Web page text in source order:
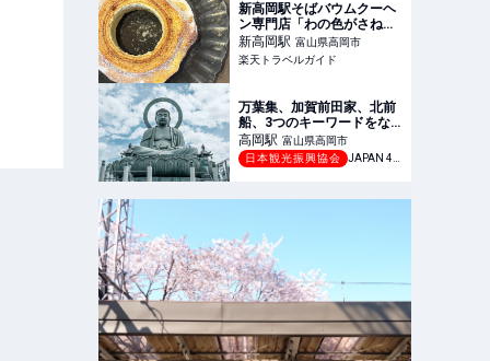
新高岡駅そばバウムクーヘ
ン専門店「わの色がさね」
富山県産米粉100％、甘
麹、海洋深層水塩を使用
【楽天トラベル】
新高岡駅 富山県高岡市
楽天トラベルガイド
万葉集、加賀前田家、北前
船、3つのキーワードをな
ぞり旅する歴史都市・高岡
-【JAPAN 47 GO】
高岡駅 富山県高岡市
日本観光振興協会
JAPAN 47 GO